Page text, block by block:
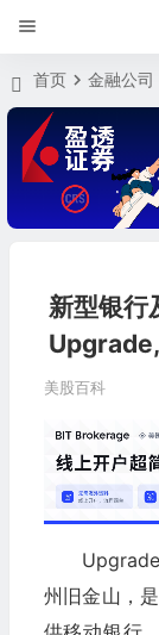
首页 金融公司
新型银行
美股百科
州旧金山，